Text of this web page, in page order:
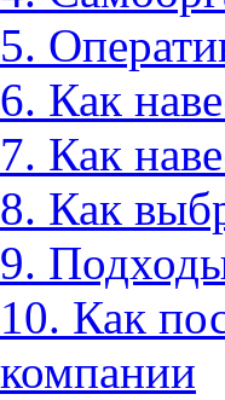
5.
6. Как
7. Как
8. Как
9.
10. Как
компании